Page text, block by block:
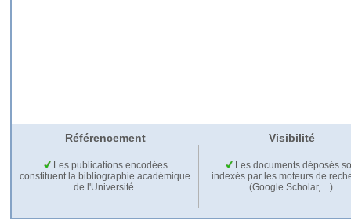
Référencement Visibilité
Les publications encodées
constituent la bibliographie académique
de l'Université.
Les documents déposés
indexés par les moteurs de
(Google Scholar,…).